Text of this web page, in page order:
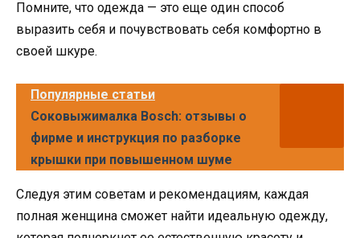
Помните, что одежда — это еще один способ
выразить себя и почувствовать себя комфортно в
своей шкуре.
Популярные статьи
Соковыжималка Bosch: отзывы о
фирме и инструкция по разборке
крышки при повышенном шуме
Следуя этим советам и рекомендациям, каждая
полная женщина сможет найти идеальную одежду,